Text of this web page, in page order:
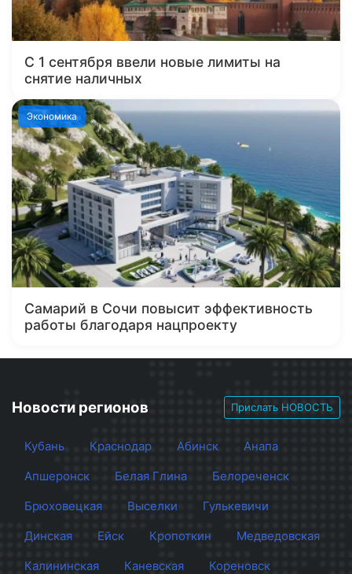
С 1 сентября ввели новые лимиты на
снятие наличных
Экономика
Самарий в Сочи повысит эффективность
работы благодаря нацпроекту
Новости регионов Прислать НОВОСТЬ
Кубань Краснодар Абинск
Анапа
Апшеронск
Белая Глина
Белореченск
Брюховецкая
Выселки
Гулькевичи
Динская
Ейск Кропоткин
Медведовская
Калининская
Каневская
Кореновск